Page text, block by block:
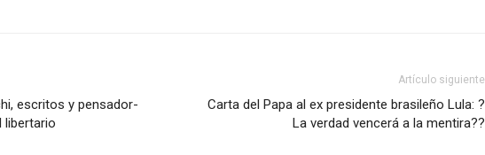
escritos y pensador-
libertario
Artículo siguiente
Carta del Papa al ex presidente brasileño Lula: ?
La verdad vencerá a la mentira??